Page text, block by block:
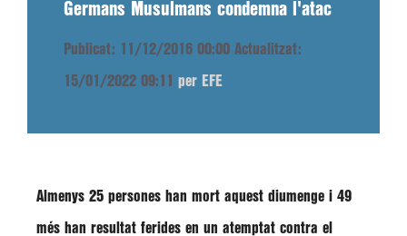
Germans Musulmans condemna l'atac
Publicat: 11/12/2016 00:00 Actualitzat:
15/01/2022 09:11 per EFE
Almenys 25 persones han mort aquest diumenge i 49
més han resultat ferides en un atemptat contra el